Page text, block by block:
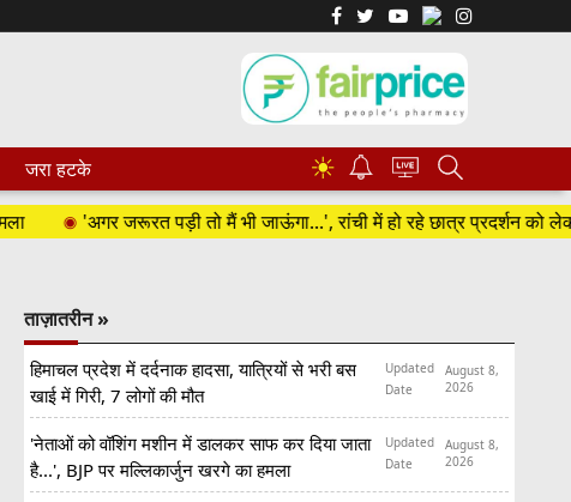
जरा हटके ☀
'अगर जरूरत पड़ी तो मैं भी जाऊंगा...', रांची में हो रहे छात्र प्रदर्शन को लेकर
ताज़ातरीन »
हिमाचल प्रदेश में दर्दनाक हादसा, यात्रियों से भरी बस
खाई में गिरी, 7 लोगों की मौत
Updated
Date
August 8,
2026
'नेताओं को वॉशिंग मशीन में डालकर साफ कर दिया जाता
है...', BJP पर मल्लिकार्जुन खरगे का हमला
Updated
Date
August 8,
2026